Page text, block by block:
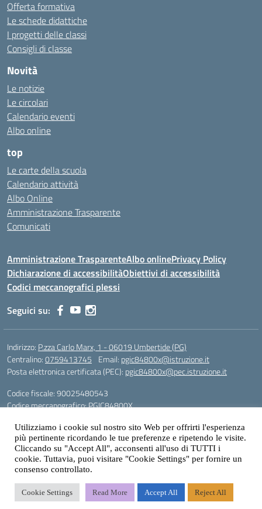
Offerta formativa
Le schede didattiche
I progetti delle classi
Consigli di classe
Novità
Le notizie
Le circolari
Calendario eventi
Albo online
top
Le carte della scuola
Calendario attività
Albo Online
Amministrazione Trasparente
Comunicati
Amministrazione TrasparenteAlbo onlinePrivacy Policy
Dichiarazione di accessibilitàObiettivi di accessibilità
Codici meccanografici plessi
Seguici su:
Indirizzo: P.zza Carlo Marx, 1 - 06019 Umbertide (PG)
Centralino:0759413745 Email: pgic84800x@istruzione.it
Posta elettronica certificata (PEC): pgic84800x@pec.istruzione.it
Codice fiscale: 90025480543
Codice meccanografico:PGIC84800X
Gestione sito web: prof. Paolo Chitarrai
Utilizziamo i cookie sul nostro sito Web per offrirti l'esperienza
più pertinente ricordando le tue preferenze e ripetendo le visite.
Cliccando su "Accept All", acconsenti all'uso di TUTTI i
cookie. Tuttavia, puoi visitare "Cookie Settings" per fornire un
consenso controllato.
Cookie Settings Read More Accept All Reject All